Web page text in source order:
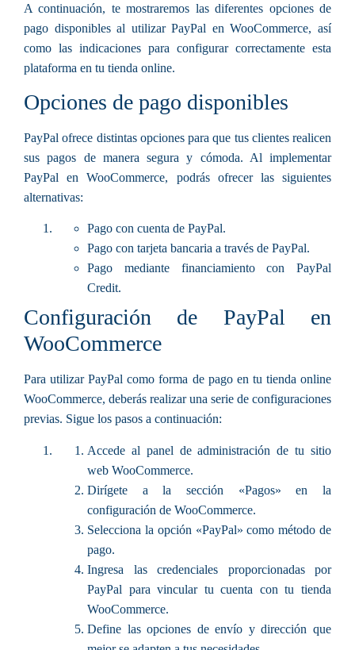
A continuación, te mostraremos las diferentes opciones de
pago disponibles al utilizar PayPal en WooCommerce, así
como las indicaciones para configurar correctamente esta
plataforma en tu tienda online.
Opciones de pago disponibles
PayPal ofrece distintas opciones para que tus clientes realicen
sus pagos de manera segura y cómoda. Al implementar
PayPal en WooCommerce, podrás ofrecer las siguientes
alternativas:
Pago con cuenta de PayPal.
Pago con tarjeta bancaria a través de PayPal.
Pago mediante financiamiento con PayPal
Credit.
Configuración de PayPal en
WooCommerce
Para utilizar PayPal como forma de pago en tu tienda online
WooCommerce, deberás realizar una serie de configuraciones
previas. Sigue los pasos a continuación:
Accede al panel de administración de tu sitio
web WooCommerce.
Dirígete a la sección «Pagos» en la
configuración de WooCommerce.
Selecciona la opción «PayPal» como método de
pago.
Ingresa las credenciales proporcionadas por
PayPal para vincular tu cuenta con tu tienda
WooCommerce.
Define las opciones de envío y dirección que